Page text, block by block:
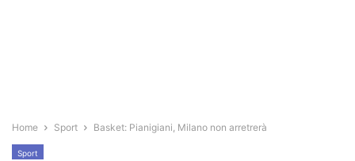
Home Sport Basket: Pianigiani, Milano non arretrerà
Sport